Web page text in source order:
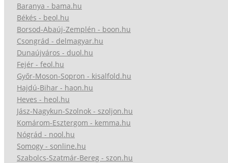
Baranya - bama.hu
Békés - beol.hu
Borsod-Abaúj-Zemplén - boon.hu
Csongrád - delmagyar.hu
Dunaújváros - duol.hu
Fejér - feol.hu
Győr-Moson-Sopron - kisalfold.hu
Hajdú-Bihar - haon.hu
Heves - heol.hu
Jász-Nagykun-Szolnok - szoljon.hu
Komárom-Esztergom - kemma.hu
Nógrád - nool.hu
Somogy - sonline.hu
Szabolcs-Szatmár-Bereg - szon.hu